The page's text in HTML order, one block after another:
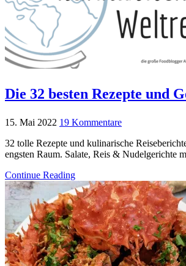
Die 32 besten Rezepte und
15. Mai 2022 19 Kommentare
32 tolle Rezepte und kulinarische
engsten Raum. Salate, Reis & Nudelgerichte
Continue Reading